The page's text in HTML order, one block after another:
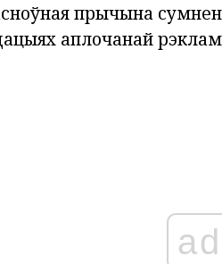
прычына
аплочанай
ad